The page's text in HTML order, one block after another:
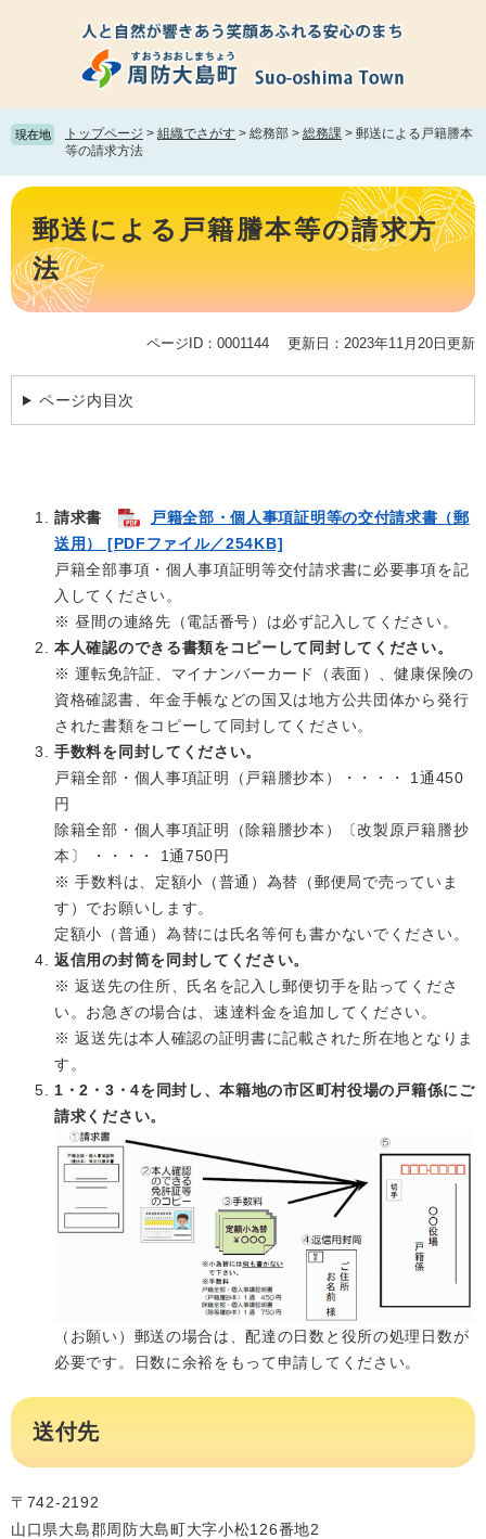
頭
で
飛
ば
て
現在地 トップページ > 組織でさがす > 総務部 > 総務課 > 郵送による戸籍謄本
等の請求方法
本
郵送による戸籍謄本等の請求方
法
ページID：0001144 更新日：2023年11月20日更新
ページ内目次
請求書
戸籍全部・個人事項証明等の交付請求書（郵
送用） [PDFファイル／254KB]
戸籍全部事項・個人事項証明等交付請求書に必要事項を記
入してください。
※ 昼間の連絡先（電話番号）は必ず記入してください。
本人確認のできる書類をコピーして同封してください。
※ 運転免許証、マイナンバーカード（表面）、健康保険の
資格確認書、年金手帳などの国又は地方公共団体から発行
された書類をコピーして同封してください。
手数料を同封してください。
戸籍全部・個人事項証明（戸籍謄抄本）・・・・ 1通450
円
除籍全部・個人事項証明（除籍謄抄本）〔改製原戸籍謄抄
本〕 ・・・・ 1通750円
※ 手数料は、定額小（普通）為替（郵便局で売っていま
す）でお願いします。
定額小（普通）為替には氏名等何も書かないでください。
返信用の封筒を同封してください。
※ 返送先の住所、氏名を記入し郵便切手を貼ってくださ
い。お急ぎの場合は、速達料金を追加してください。
※ 返送先は本人確認の証明書に記載された所在地となりま
す。
1・2・3・4を同封し、本籍地の市区町村役場の戸籍係にご
請求ください。
（お願い）郵送の場合は、配達の日数と役所の処理日数が
必要です。日数に余裕をもって申請してください。
送付先
〒742-2192
山口県大島郡周防大島町大字小松126番地2